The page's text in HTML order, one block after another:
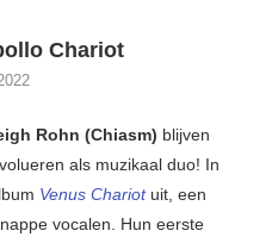
Chariot
Rohn (Chiasm) blijven
als muzikaal duo! In
Venus Chariotuit, een
vocalen. Hun eerste